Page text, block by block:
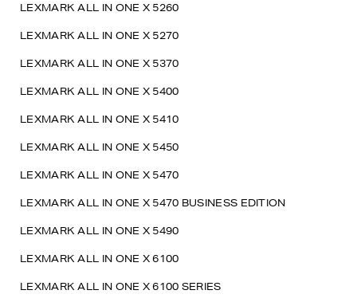
LEXMARK ALL IN ONE X 5260
LEXMARK ALL IN ONE X 5270
LEXMARK ALL IN ONE X 5370
LEXMARK ALL IN ONE X 5400
LEXMARK ALL IN ONE X 5410
LEXMARK ALL IN ONE X 5450
LEXMARK ALL IN ONE X 5470
LEXMARK ALL IN ONE X 5470 BUSINESS EDITION
LEXMARK ALL IN ONE X 5490
LEXMARK ALL IN ONE X 6100
LEXMARK ALL IN ONE X 6100 SERIES